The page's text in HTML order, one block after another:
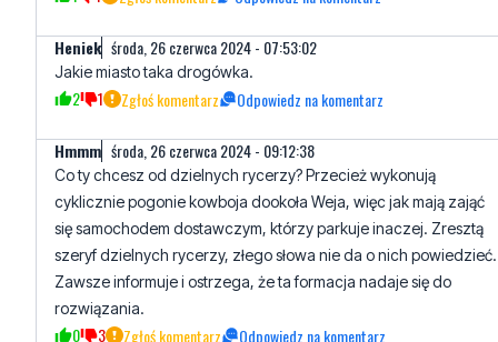
Hmmm środa, 26 czerwca 2024 - 09:12:38
Co ty chcesz od dzielnych rycerzy? Przecież wykonują
się samochodem dostawczym, którzy parkuje inaczej. Zresztą
szeryf dzielnych rycerzy, złego słowa nie da o nich powiedzieć.
Zawsze informuje i ostrzega, że ta formacja nadaje się do
rozwiązania.
0 3 Zgłoś komentarz Odpowiedz na komentarz
... środa, 26 czerwca 2024 - 11:32:30
Ty to możesz sobie, jak się postarasz buty rozwiązać, ale dla